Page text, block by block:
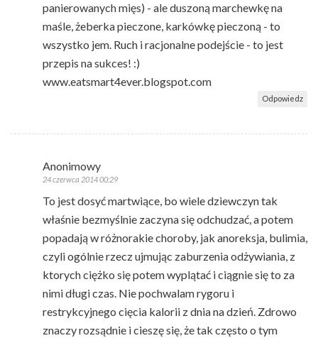
panierowanych mięs) - ale duszoną marchewkę na
maśle, żeberka pieczone, karkówkę pieczoną - to
wszystko jem. Ruch i racjonalne podejście - to jest
przepis na sukces! :)
www.eatsmart4ever.blogspot.com
Odpowiedz
Anonimowy
24 czerwca 2014 00:29
To jest dosyć martwiące, bo wiele dziewczyn tak
właśnie bezmyślnie zaczyna się odchudzać, a potem
popadają w różnorakie choroby, jak anoreksja, bulimia,
czyli ogólnie rzecz ujmując zaburzenia odżywiania, z
ktorych ciężko się potem wyplątać i ciągnie się to za
nimi długi czas. Nie pochwalam rygoru i
restrykcyjnego cięcia kalorii z dnia na dzień. Zdrowo
znaczy rozsądnie i cieszę się, że tak często o tym